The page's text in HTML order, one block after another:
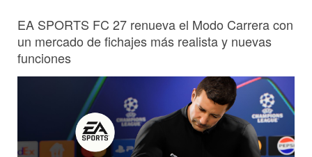
EA SPORTS FC 27 renueva el Modo Carrera con
un mercado de fichajes más realista y nuevas
funciones